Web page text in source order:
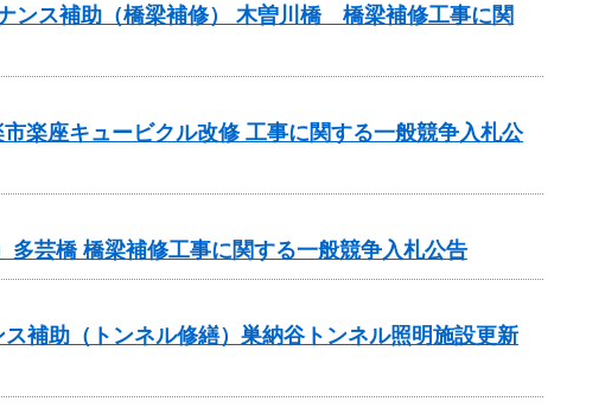
ンス補助（橋梁補修） 木曽川橋 橋梁補修工事に関
楽座キュービクル改修 工事に関する一般競争入札公
芸橋 橋梁補修工事に関する一般競争入札公告
補助（トンネル修繕）巣納谷トンネル照明施設更新